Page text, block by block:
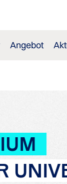
Angebot